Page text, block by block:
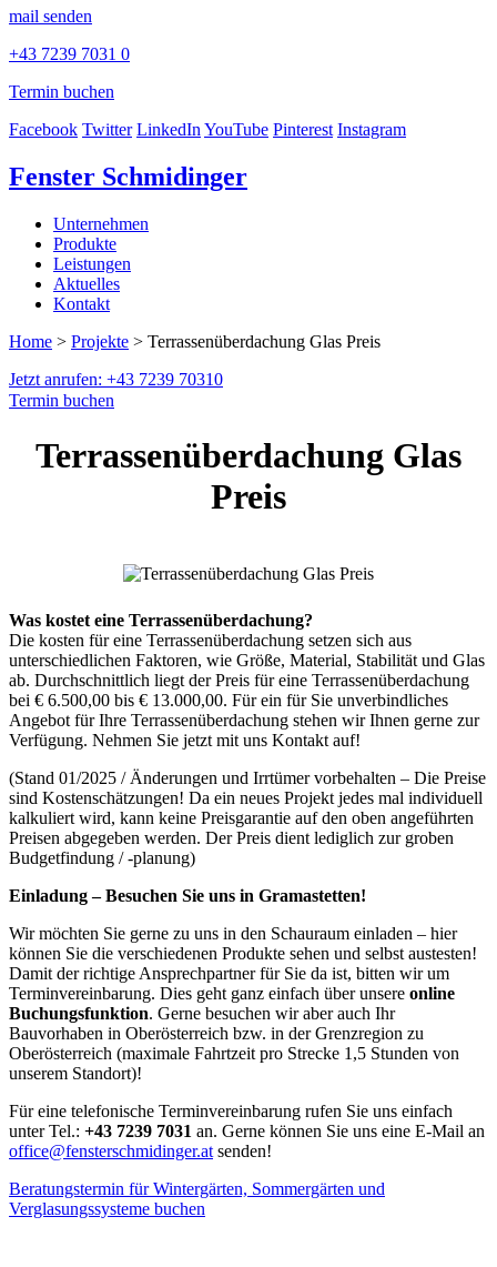
mail senden
+43 7239 7031 0
Termin buchen
Facebook Twitter LinkedInYouTube Pinterest Instagram
Fenster Schmidinger
Unternehmen
Produkte
Leistungen
Aktuelles
Kontakt
Home > Projekte > Terrassenüberdachung Glas Preis
Jetzt anrufen: +43 7239 70310
Termin buchen
Terrassenüberdachung Glas
Preis
Was kostet eine Terrassenüberdachung?
Die kosten für eine Terrassenüberdachung setzen sich aus
unterschiedlichen Faktoren, wie Größe, Material, Stabilität und Glas
ab. Durchschnittlich liegt der Preis für eine Terrassenüberdachung
bei € 6.500,00 bis € 13.000,00. Für ein für Sie unverbindliches
Angebot für Ihre Terrassenüberdachung stehen wir Ihnen gerne zur
Verfügung. Nehmen Sie jetzt mit uns Kontakt auf!
(Stand 01/2025 / Änderungen und Irrtümer vorbehalten – Die Preise
sind Kostenschätzungen! Da ein neues Projekt jedes mal individuell
kalkuliert wird, kann keine Preisgarantie auf den oben angeführten
Preisen abgegeben werden. Der Preis dient lediglich zur groben
Budgetfindung / -planung)
Einladung – Besuchen Sie uns in Gramastetten!
Wir möchten Sie gerne zu uns in den Schauraum einladen – hier
können Sie die verschiedenen Produkte sehen und selbst austesten!
Damit der richtige Ansprechpartner für Sie da ist, bitten wir um
Terminvereinbarung. Dies geht ganz einfach über unsere online
Buchungsfunktion. Gerne besuchen wir aber auch Ihr
Bauvorhaben in Oberösterreich bzw. in der Grenzregion zu
Oberösterreich (maximale Fahrtzeit pro Strecke 1,5 Stunden von
unserem Standort)!
Für eine telefonische Terminvereinbarung rufen Sie uns einfach
unter Tel.: +43 7239 7031 an. Gerne können Sie uns eine E-Mail an
office@fensterschmidinger.at senden!
Beratungstermin für Wintergärten, Sommergärten und
Verglasungssysteme buchen